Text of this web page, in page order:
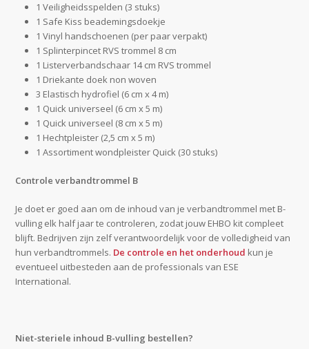
1 Veiligheidsspelden (3 stuks)
1 Safe Kiss beademingsdoekje
1 Vinyl handschoenen (per paar verpakt)
1 Splinterpincet RVS trommel 8 cm
1 Listerverbandschaar 14 cm RVS trommel
1 Driekante doek non woven
3 Elastisch hydrofiel (6 cm x 4 m)
1 Quick universeel (6 cm x 5 m)
1 Quick universeel (8 cm x 5 m)
1 Hechtpleister (2,5 cm x 5 m)
1 Assortiment wondpleister Quick (30 stuks)
Controle verbandtrommel B
Je doet er goed aan om de inhoud van je verbandtrommel met B-
vulling elk half jaar te controleren, zodat jouw EHBO kit compleet
blijft. Bedrijven zijn zelf verantwoordelijk voor de volledigheid van
hun verbandtrommels. De controle en het onderhoud kun je
eventueel uitbesteden aan de professionals van ESE
International.
Niet-steriele inhoud B-vulling bestellen?